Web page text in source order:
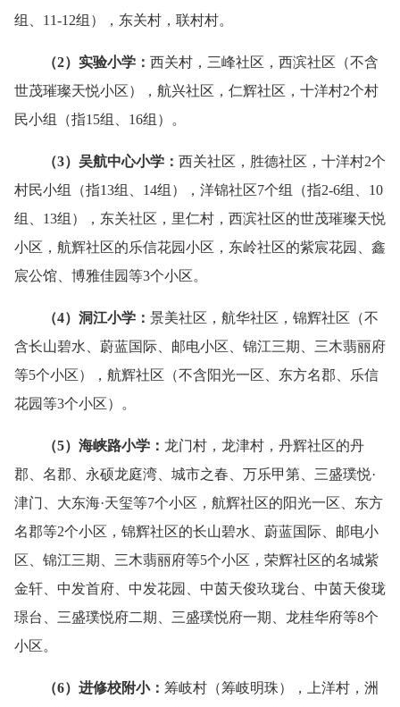
组、11-12组），东关村，联村村。
（2） 实验小学： 西关村，三峰社区，西滨社区（不含
世茂璀璨天悦小区），航兴社区，仁辉社区，十洋村2个村
民小组（指15组、16组）。
（3） 吴航中心小学： 西关社区，胜德社区，十洋村2个
村民小组（指13组、14组），洋锦社区7个组（指2-6组、10
组、13组），东关社区，里仁村，西滨社区的世茂璀璨天悦
小区，航辉社区的乐信花园小区，东岭社区的紫宸花园、鑫
宸公馆、博雅佳园等3个小区。
（4） 洞江小学： 景美社区，航华社区，锦辉社区（不
含长山碧水、蔚蓝国际、邮电小区、锦江三期、三木翡丽府
等5个小区），航辉社区（不含阳光一区、东方名郡、乐信
花园等3个小区）。
（5） 海峡路小学： 龙门村，龙津村，丹辉社区的丹
郡、名郡、永硕龙庭湾、城市之春、万乐甲第、三盛璞悦·
津门、大东海·天玺等7个小区，航辉社区的阳光一区、东方
名郡等2个小区，锦辉社区的长山碧水、蔚蓝国际、邮电小
区、锦江三期、三木翡丽府等5个小区，荣辉社区的名城紫
金轩、中发首府、中发花园、中茵天俊玖珑台、中茵天俊珑
璟台、三盛璞悦府二期、三盛璞悦府一期、龙桂华府等8个
小区。
（6） 进修校附小： 筹岐村（筹岐明珠），上洋村，洲